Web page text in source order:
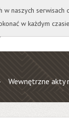
Wirtualna Uczelnia
Wewnętrzne akty
naszych
w każdym